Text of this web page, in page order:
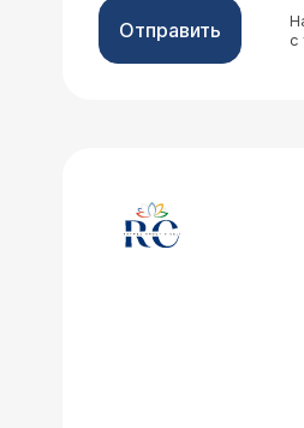
Отправить
с